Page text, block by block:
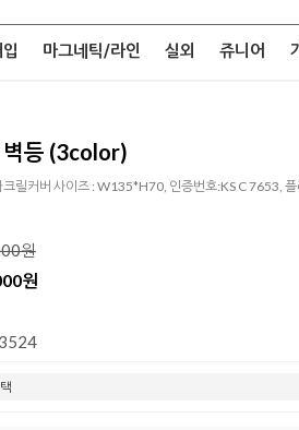
마그네틱/라인 실외 쥬니어
벽등 (3color)
릴커버 사이즈 : W135*H70, 인증번호:KS C 7653,
원
원